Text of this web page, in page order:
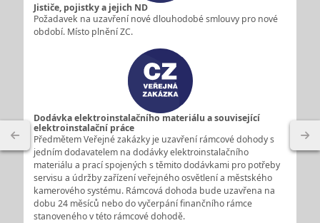
Jističe, pojistky a jejich ND
Požadavek na uzavření nové dlouhodobé smlouvy pro nové
období. Místo plnění ZC.
Dodávka elektroinstalačního materiálu a související
elektroinstalační práce
Předmětem Veřejné zakázky je uzavření rámcové dohody s
jedním dodavatelem na dodávky elektroinstalačního
materiálu a prací spojených s těmito dodávkami pro potřeby
servisu a údržby zařízení veřejného osvětlení a městského
kamerového systému. Rámcová dohoda bude uzavřena na
dobu 24 měsíců nebo do vyčerpání finančního rámce
stanoveného v této rámcové dohodě.